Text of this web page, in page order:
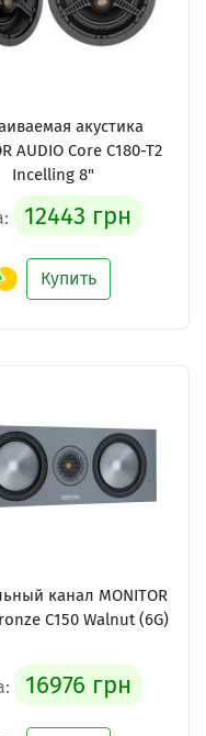
акустика
AUDIO Core C180-T2
Incelling 8"
12443 грн
Купить
канал MONITOR
C150 Walnut (6G)
16976 грн